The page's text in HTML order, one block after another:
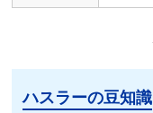
ハスラーの豆知識